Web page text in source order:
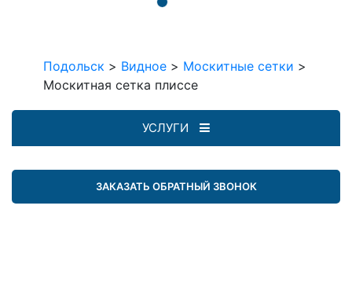
Подольск > Видное > Москитные сетки >
Москитная сетка плиссе
УСЛУГИ
ЗАКАЗАТЬ ОБРАТНЫЙ ЗВОНОК